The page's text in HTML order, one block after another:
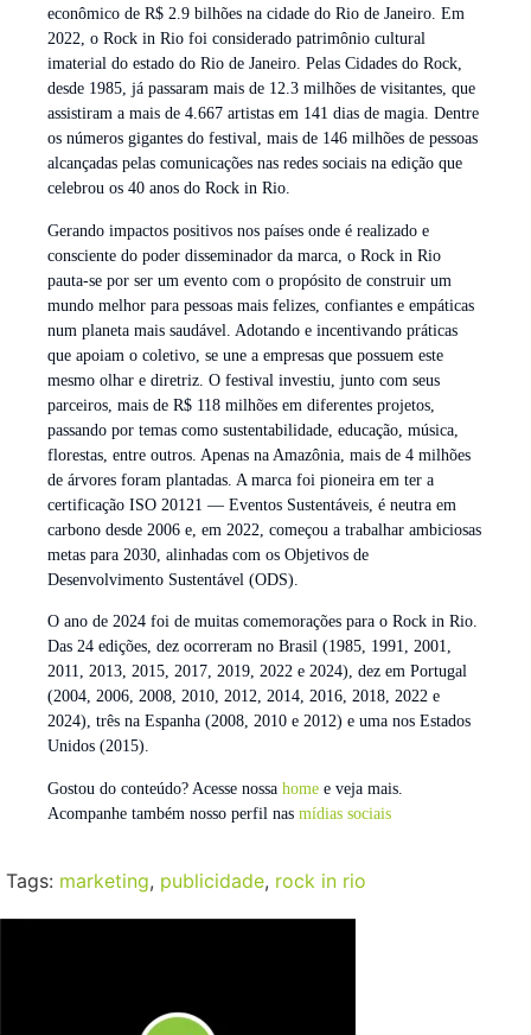
econômico de R$ 2.9 bilhões na cidade do Rio de Janeiro. Em
2022, o Rock in Rio foi considerado patrimônio cultural
imaterial do estado do Rio de Janeiro. Pelas Cidades do Rock,
desde 1985, já passaram mais de 12.3 milhões de visitantes, que
assistiram a mais de 4.667 artistas em 141 dias de magia. Dentre
os números gigantes do festival, mais de 146 milhões de pessoas
alcançadas pelas comunicações nas redes sociais na edição que
celebrou os 40 anos do Rock in Rio.
Gerando impactos positivos nos países onde é realizado e
consciente do poder disseminador da marca, o Rock in Rio
pauta-se por ser um evento com o propósito de construir um
mundo melhor para pessoas mais felizes, confiantes e empáticas
num planeta mais saudável. Adotando e incentivando práticas
que apoiam o coletivo, se une a empresas que possuem este
mesmo olhar e diretriz. O festival investiu, junto com seus
parceiros, mais de R$ 118 milhões em diferentes projetos,
passando por temas como sustentabilidade, educação, música,
florestas, entre outros. Apenas na Amazônia, mais de 4 milhões
de árvores foram plantadas. A marca foi pioneira em ter a
certificação ISO 20121 — Eventos Sustentáveis, é neutra em
carbono desde 2006 e, em 2022, começou a trabalhar ambiciosas
metas para 2030, alinhadas com os Objetivos de
Desenvolvimento Sustentável (ODS).
O ano de 2024 foi de muitas comemorações para o Rock in Rio.
Das 24 edições, dez ocorreram no Brasil (1985, 1991, 2001,
2011, 2013, 2015, 2017, 2019, 2022 e 2024), dez em Portugal
(2004, 2006, 2008, 2010, 2012, 2014, 2016, 2018, 2022 e
2024), três na Espanha (2008, 2010 e 2012) e uma nos Estados
Unidos (2015).
Gostou do conteúdo? Acesse nossa home e veja mais.
Acompanhe também nosso perfil nas mídias sociais
Tags: marketing, publicidade, rock in rio